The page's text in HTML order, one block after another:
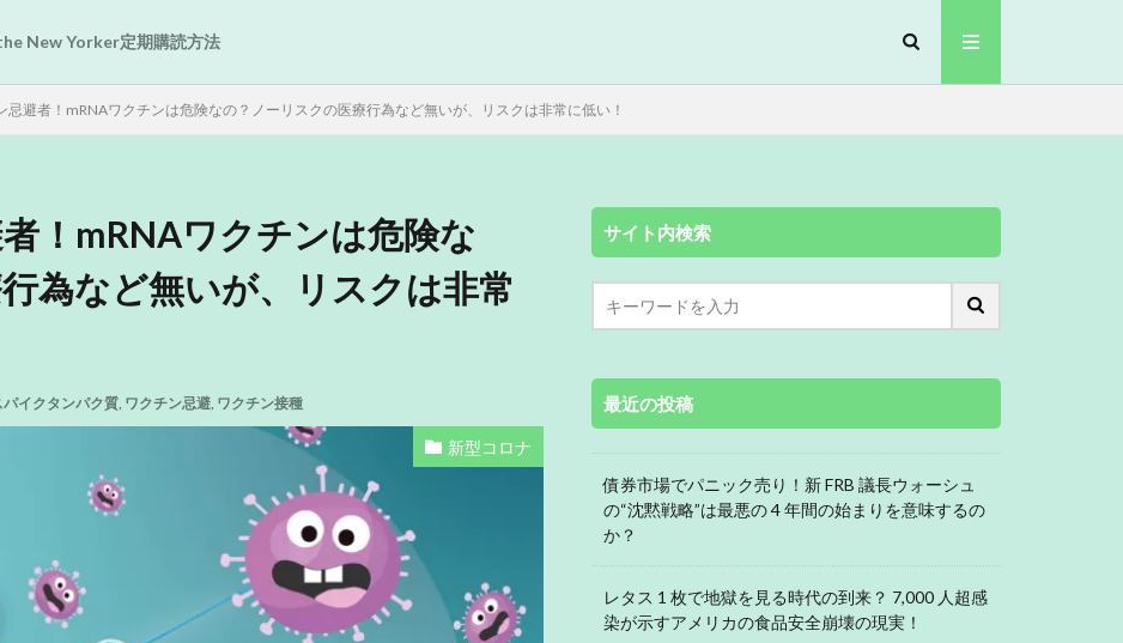
New Yorker定期購読方法
忌避者！mRNAワクチンは危険なの？ノーリスクの医療行為など無いが、リスクは非常に低い！
！mRNAワクチンは危険な
為など無いが、リスクは非常
パイクタンパク質, ワクチン忌避, ワクチン接種
新型コロナ
サイト内検索
最近の投稿
債券市場でパニック売り！新 FRB 議長ウォーシュ
の“沈黙戦略”は最悪の 4 年間の始まりを意味するの
か？
レタス 1 枚で地獄を見る時代の到来？ 7,000 人超感
染が示すアメリカの食品安全崩壊の現実！